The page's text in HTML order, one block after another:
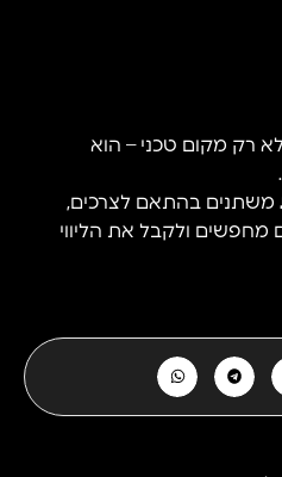
רק מקום טכני – הוא
משתנים בהתאם לצרכים,
ולקבל את הליווי